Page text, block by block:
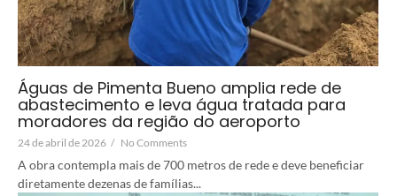
Águas de Pimenta Bueno amplia rede de
abastecimento e leva água tratada para
moradores da região do aeroporto
24 de abril de 2026 / No Comments
A obra contempla mais de 700 metros de rede e deve beneficiar
diretamente dezenas de famílias...